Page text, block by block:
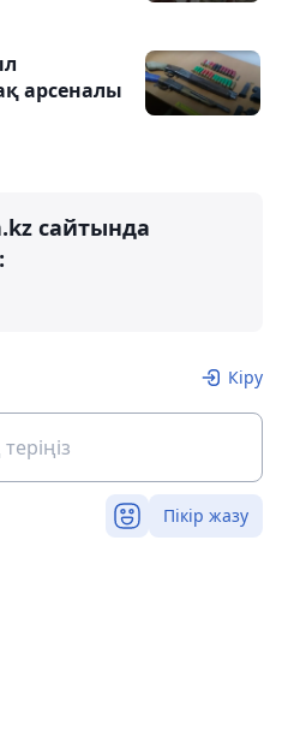
арсеналы
сайтында
Кіру
Пікір жазу